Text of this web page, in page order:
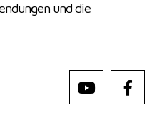
und die